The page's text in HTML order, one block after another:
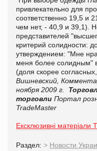
привлекательно для
соответственно 19,5 и
чем нет, - 40,9 и 39,1).
представителей
критерий солидности:
утверждением: "Мне
меня более солидным"
(доля скорее
Вишневский,
ноября 2009 г.
торговли Портал
TradeMaster
Ексклюзивні матеріали
Раздел: > Новости